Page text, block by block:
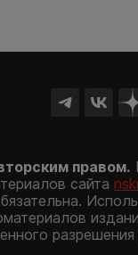
правом.
сайта
разрешения